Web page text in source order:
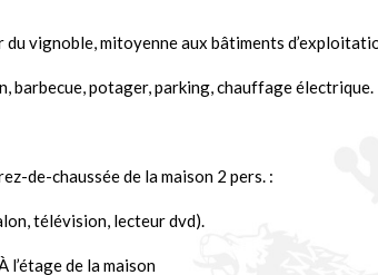
du vignoble, mitoyenne aux bâtiments
barbecue, potager, parking, chauffage électrique.
de-chaussée de la maison 2 pers. :
télévision, lecteur dvd).
l’étage de la maison